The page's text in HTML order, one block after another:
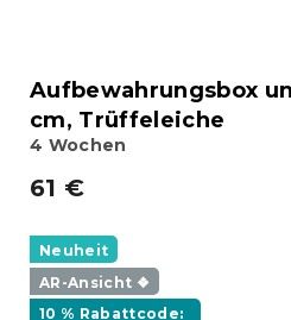
Aufbewahrungsbox
cm, Trüffeleiche
4 Wochen
61 €
Neuheit
AR-Ansicht ❖
10 % Rabattcode: